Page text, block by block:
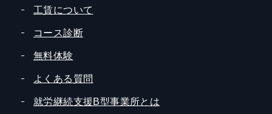
工賃について
コース診断
無料体験
よくある質問
就労継続支援B型事業所とは